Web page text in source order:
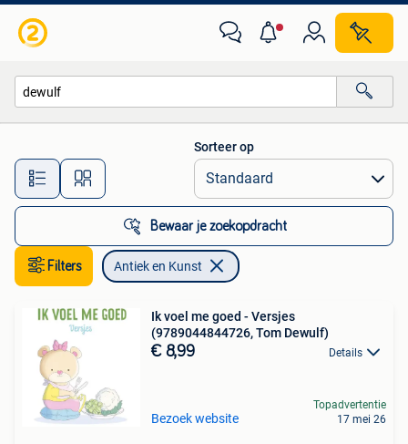
Alle afstanden…
Sorteer op
Bewaar je zoekopdracht
Filters Antiek en Kunst
Ik voel me goed - Versjes
(9789044844726, Tom Dewulf)
€ 8,99 Details
Bezoek website
Topadvertentie
17 mei 26